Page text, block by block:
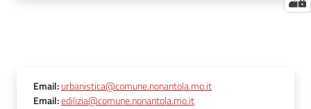
Email:urbanistica@comune.nonantola.mo.it
Email:edilizia@comune.nonantola.mo.it